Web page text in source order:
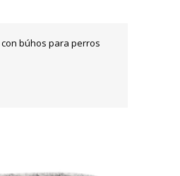
búhos para perros